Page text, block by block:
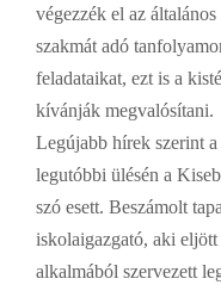
végezzék el az
szakmát adó
feladataikat, ezt is a
kívánják megvalósítani.
Legújabb hírek szerint
legutóbbi ülésén a
szó esett. Beszámolt
iskolaigazgató, aki
alkalmából szervezett